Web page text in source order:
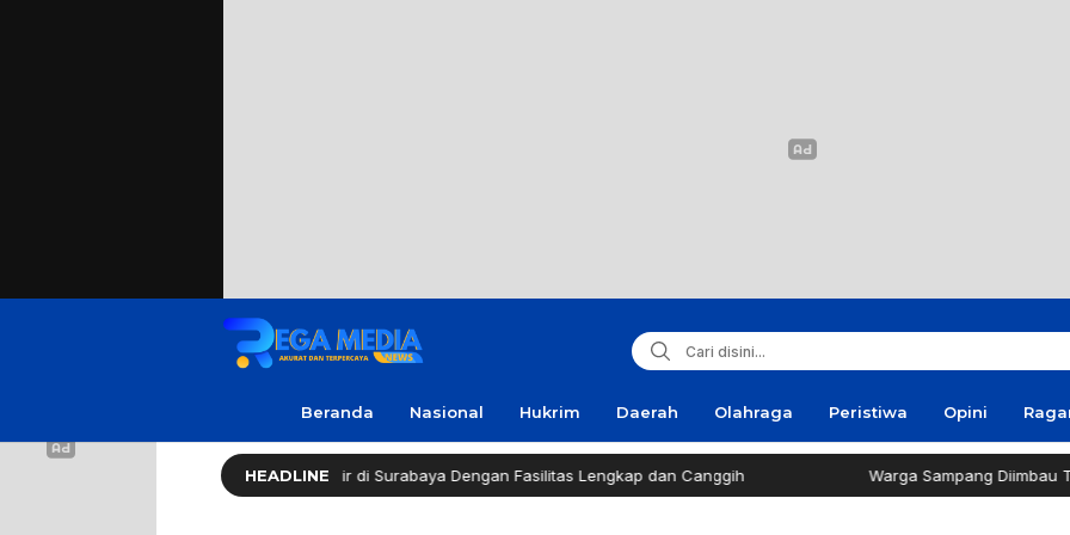
Beranda Nasional Hukrim Daerah Olahraga Peristiwa Opini
HEADLINE
Long Life (HLL) Kini Hadir di Surabaya Dengan Fasilitas Lengkap dan Canggih Warga Sampang Diimbau Tak Bakar